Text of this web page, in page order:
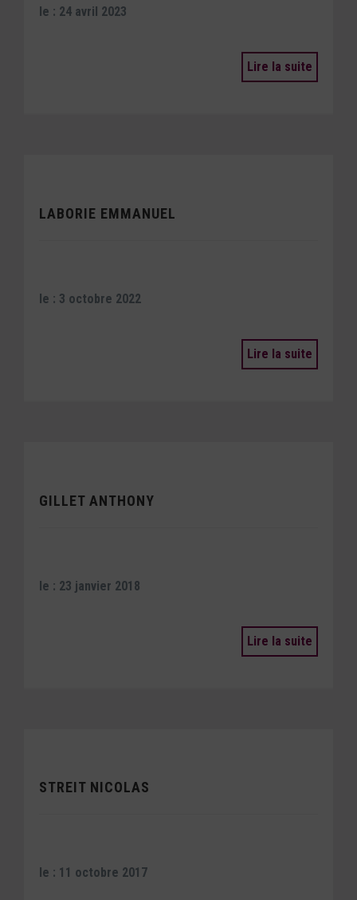
le : 24 avril 2023
Lire la suite
LABORIE EMMANUEL
le : 3 octobre 2022
Lire la suite
GILLET ANTHONY
le : 23 janvier 2018
Lire la suite
STREIT NICOLAS
le : 11 octobre 2017